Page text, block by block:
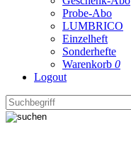
Probe-Abo
LUMBRICO
Einzelheft
Sonderhefte
Warenkorb 0
Logout